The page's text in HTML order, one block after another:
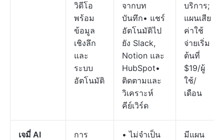
วิดีโอ
พร้อม
ข้อมูล
เชิงลึก
และ
ระบบ
อัตโนมัติ
จากบท
บันทึก• แชร์
อัตโนมัติไป
ยัง Slack,
Notion และ
HubSpot•
ติดตามและ
วิเคราะห์
คีย์เวิร์ด
บริการ;
แผนเสีย
ค่าใช้
จ่ายเริ่ม
ต้นที่
$19/ผู้
ใช้/
เดือน
เจมี่ AI
การ
• ไม่จำเป็น
มีแผน